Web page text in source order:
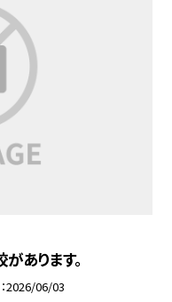
があります。
2026/06/03